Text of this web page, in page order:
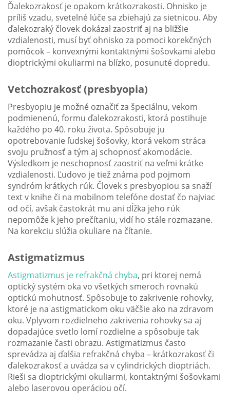
Ďalekozrakosť je opakom krátkozrakosti. Ohnisko je
príliš vzadu, svetelné lúče sa zbiehajú za sietnicou. Aby
ďalekozraký človek dokázal zaostriť aj na bližšie
vzdialenosti, musí byť ohnisko za pomoci korekčných
pomôcok – konvexnými kontaktnými šošovkami alebo
dioptrickými okuliarmi na blízko, posunuté dopredu.
Vetchozrakosť (presbyopia)
Presbyopiu je možné označiť za špeciálnu, vekom
podmienenú, formu ďalekozrakosti, ktorá postihuje
každého po 40. roku života. Spôsobuje ju
opotrebovanie ľudskej šošovky, ktorá vekom stráca
svoju pružnosť a tým aj schopnosť akomodácie.
Výsledkom je neschopnosť zaostriť na veľmi krátke
vzdialenosti. Ľudovo je tiež známa pod pojmom
syndróm krátkych rúk. Človek s presbyopiou sa snaží
text v knihe či na mobilnom telefóne dostať čo najviac
od očí, avšak častokrát mu ani dĺžka jeho rúk
nepomôže k jeho prečítaniu, vidí ho stále rozmazane.
Na korekciu slúžia okuliare na čítanie.
Astigmatizmus
Astigmatizmus je refrakčná chyba, pri ktorej nemá
optický systém oka vo všetkých smeroch rovnakú
optickú mohutnosť. Spôsobuje to zakrivenie rohovky,
ktoré je na astigmatickom oku väčšie ako na zdravom
oku. Vplyvom rozdielneho zakrivenia rohovky sa aj
dopadajúce svetlo lomí rozdielne a spôsobuje tak
rozmazanie časti obrazu. Astigmatizmus často
sprevádza aj ďalšia refrakčná chyba – krátkozrakosť či
ďalekozrakosť a uvádza sa v cylindrických dioptriách.
Rieši sa dioptrickými okuliarmi, kontaktnými šošovkami
alebo laserovou operáciou očí.